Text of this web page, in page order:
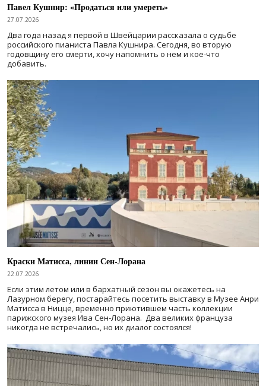
Павел Кушнир: «Продаться или умереть»
27.07.2026
Два года назад я первой в Швейцарии рассказала о судьбе
российского пианиста Павла Кушнира. Сегодня, во вторую
годовщину его смерти, хочу напомнить о нем и кое-что
добавить.
Краски Матисса, линии Сен-Лорана
22.07.2026
Если этим летом или в бархатный сезон вы окажетесь на
Лазурном берегу, постарайтесь посетить выставку в Музее Анри
Матисса в Ницце, временно приютившем часть коллекции
парижского музея Ива Сен-Лорана. Два великих француза
никогда не встречались, но их диалог состоялся!